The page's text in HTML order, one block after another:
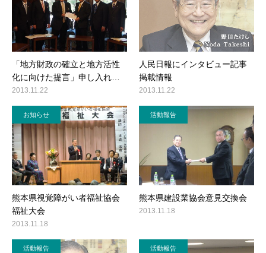
「地方財政の確立と地方活性
化に向けた提言」申し入れ…
2013.11.22
人民日報にインタビュー記事
掲載情報
2013.11.22
お知らせ
熊本県視覚障がい者福祉協会
福祉大会
2013.11.18
活動報告
熊本県建設業協会意見交換会
2013.11.18
活動報告 活動報告